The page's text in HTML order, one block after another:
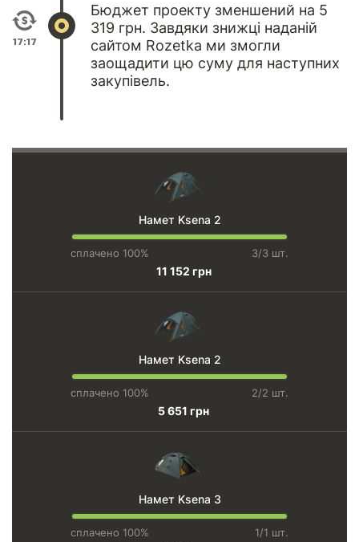
17:17
Бюджет проекту зменшений на 5
319 грн. Завдяки знижці наданій
сайтом Rozetka ми змогли
заощадити цю суму для наступних
закупівель.
Намет Ksena 2
сплачено 100% 3/3 шт.
11 152 грн
Намет Ksena 2
сплачено 100% 2/2 шт.
5 651 грн
Намет Ksena 3
сплачено 100% 1/1 шт.